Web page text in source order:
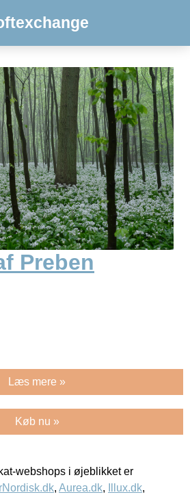
Preben
Læs mere »
Køb nu »
webshops i øjeblikket er
, Aurea.dk, Illux.dk,